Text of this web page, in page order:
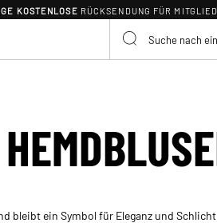
KOSTENLOSE RÜCKSENDUNG FÜR
bleibt ein Symbol für Eleganz und